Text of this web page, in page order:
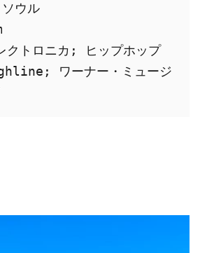
ウル
クトロニカ; ヒップホップ
ワーナー・ミュージ